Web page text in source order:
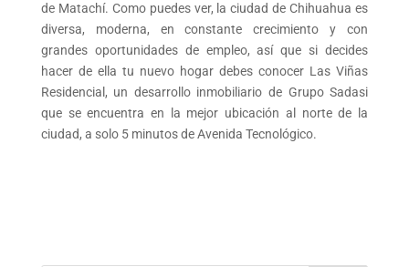
de Matachí. Como puedes ver, la ciudad de Chihuahua es
diversa, moderna, en constante crecimiento y con
grandes oportunidades de empleo, así que si decides
hacer de ella tu nuevo hogar debes conocer Las Viñas
Residencial, un desarrollo inmobiliario de Grupo Sadasi
que se encuentra en la mejor ubicación al norte de la
ciudad, a solo 5 minutos de Avenida Tecnológico.